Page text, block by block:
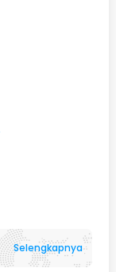
Selengkapnya